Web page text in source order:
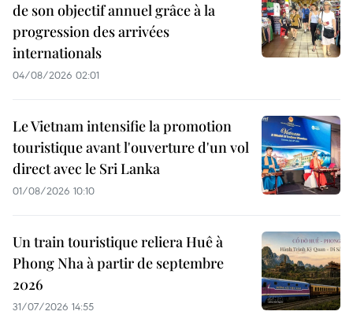
de son objectif annuel grâce à la
progression des arrivées
internationals
04/08/2026 02:01
Le Vietnam intensifie la promotion
touristique avant l'ouverture d'un vol
direct avec le Sri Lanka
01/08/2026 10:10
Un train touristique reliera Huê à
Phong Nha à partir de septembre
2026
31/07/2026 14:55